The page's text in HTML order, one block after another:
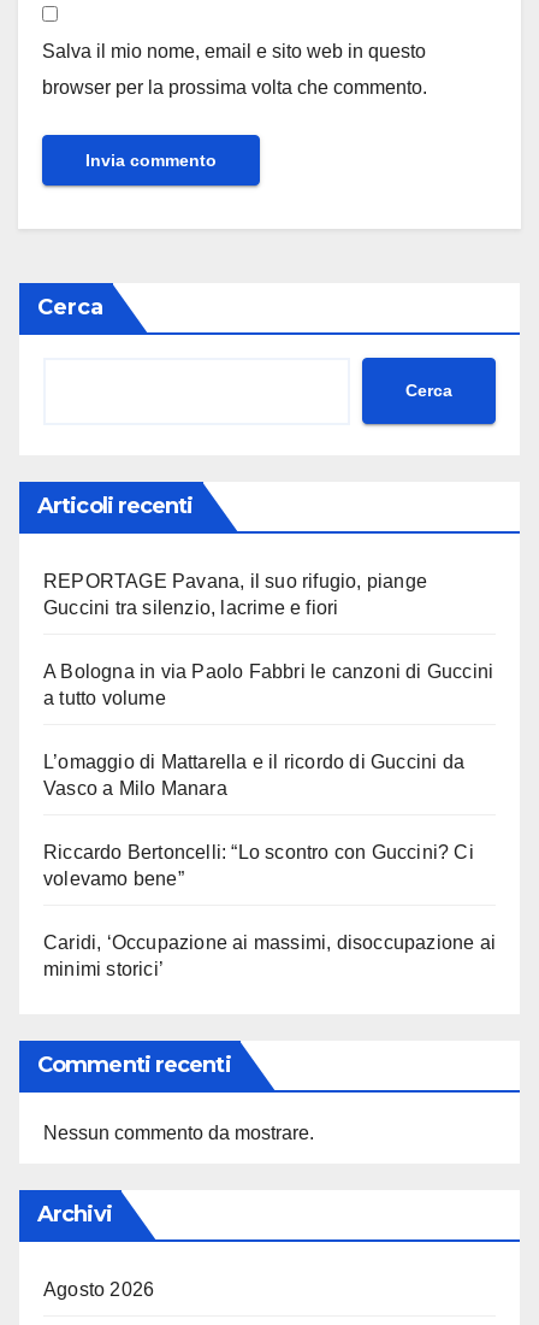
Salva il mio nome, email e sito web in questo
browser per la prossima volta che commento.
Cerca
Cerca
Articoli recenti
REPORTAGE Pavana, il suo rifugio, piange
Guccini tra silenzio, lacrime e fiori
A Bologna in via Paolo Fabbri le canzoni di Guccini
a tutto volume
L’omaggio di Mattarella e il ricordo di Guccini da
Vasco a Milo Manara
Riccardo Bertoncelli: “Lo scontro con Guccini? Ci
volevamo bene”
Caridi, ‘Occupazione ai massimi, disoccupazione ai
minimi storici’
Commenti recenti
Nessun commento da mostrare.
Archivi
Agosto 2026